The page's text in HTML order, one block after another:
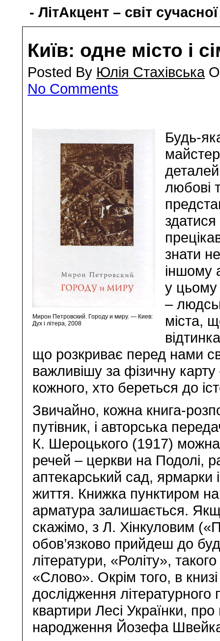
- ЛітАкцент – світ
Київ: одне місто і
Posted By Юлія Стахівська
No Comments
Мирон Петровский. Городу и миру. — Киев:
Дух і літера, 2008
Будь-
любові
знати
іншому
у цьому
–
міста,
що розкриває перед нами
важливішу за фізичну
кожного, хто береться до
Звичайно, кожна книга-
путівник, і авторська
К. Шероцького (1917)
речей – церкви на Подолі,
аптекарський сад, ярмарки
життя. Книжка пунктиром
арматура залишається.
скажімо, з Л. Хінкуловим
обов’язково прийдеш до
літератури, «Роліту»,
«Слово». Окрім того, в
дослідження літературного
квартири Лесі Українки,
народження Йозефа